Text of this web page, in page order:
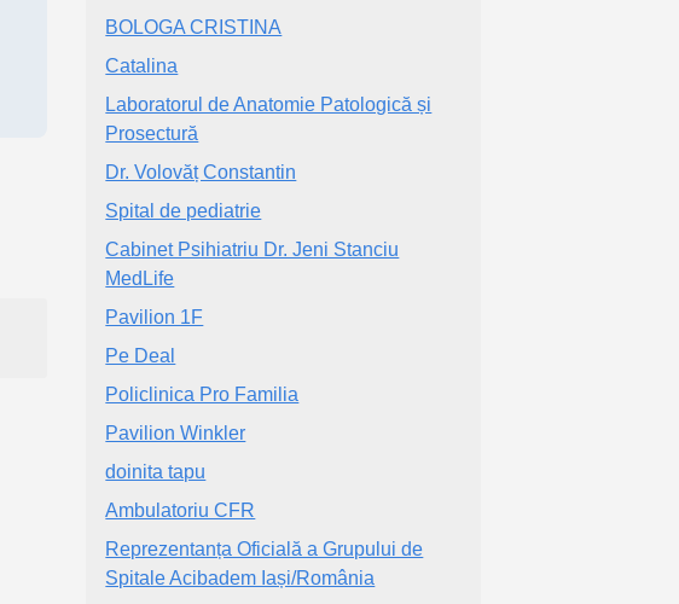
BOLOGA CRISTINA
Catalina
Laboratorul de Anatomie Patologică și
Prosectură
Dr. Volovăț Constantin
Spital de pediatrie
Cabinet Psihiatriu Dr. Jeni Stanciu
MedLife
Pavilion 1F
Pe Deal
Policlinica Pro Familia
Pavilion Winkler
doinita tapu
Ambulatoriu CFR
Reprezentanța Oficială a Grupului de
Spitale Acibadem Iași/România